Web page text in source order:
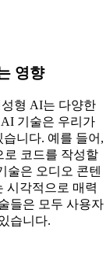
영향
형 AI는 다양한
기술은 우리가
니다. 예를 들어,
로 코드를 작성할
술은 오디오 콘텐
시각적으로 매력
들은 모두 사용자
습니다.